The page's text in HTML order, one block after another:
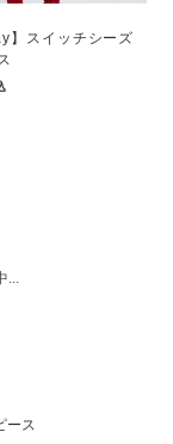
】スイッチシーズ
...
ース